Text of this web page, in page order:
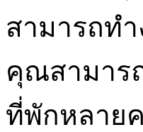
สามารถท
คุณสามาร
ที่พักหลาย